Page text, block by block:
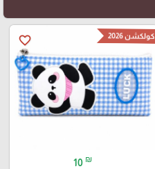
favorite_border كولكشن 2026
10 ₪